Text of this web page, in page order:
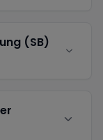
(SB)